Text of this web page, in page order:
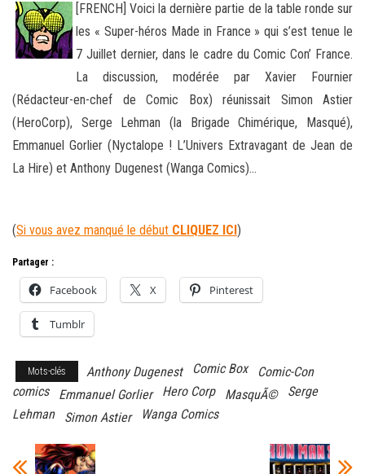
[FRENCH] Voici la dernière partie de la table ronde sur
les « Super-héros Made in France » qui s’est tenue le
7 Juillet dernier, dans le cadre du Comic Con’ France.
La discussion, modérée par Xavier Fournier
(Rédacteur-en-chef de Comic Box) réunissait Simon Astier
(HeroCorp), Serge Lehman (la Brigade Chimérique, Masqué),
Emmanuel Gorlier (Nyctalope ! L’Univers Extravagant de Jean de
La Hire) et Anthony Dugenest (Wanga Comics)…
(Si vous avez manqué le début CLIQUEZ ICI)
Partager :
Facebook X Pinterest
Tumblr
Mots-clés Anthony Dugenest Comic Box
Comic-Con
comics
Emmanuel Gorlier Hero Corp MasquÃ©
Serge
Lehman
Simon Astier Wanga Comics